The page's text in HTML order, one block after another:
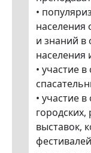
•
населения
и знаний в
населения
• участие
• участие
выставок,